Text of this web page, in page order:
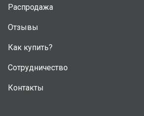
Распродажа
Отзывы
Как купить?
Сотрудничество
Контакты